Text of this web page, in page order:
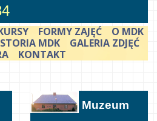
FORMY ZAJĘĆ
O MDK
MDK
GALERIA ZDJĘĆ
KONTAKT
Muzeum